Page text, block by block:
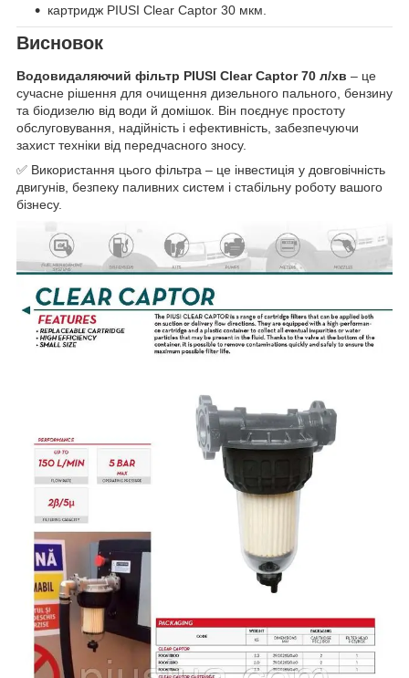
картридж PIUSI Clear Captor 30 мкм.
Висновок
Водовидаляючий фільтр PIUSI Clear Captor 70 л/хв – це
сучасне рішення для очищення дизельного пального, бензину
та біодизелю від води й домішок. Він поєднує простоту
обслуговування, надійність і ефективність, забезпечуючи
захист техніки від передчасного зносу.
✅ Використання цього фільтра – це інвестиція у довговічність
двигунів, безпеку паливних систем і стабільну роботу вашого
бізнесу.